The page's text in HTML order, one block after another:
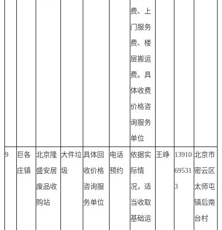
费、上
门服务
费、楼
层搬运
费。具
体收费
价格咨
询服务
单位
9 巨各
庄镇
北京隆
盛安居
废品收
购站
大件垃
圾
具体回
收价格
咨询服
务单位
电话
预约
依据实
际情
况，适
当收取
基础运
王峥 13910
69531
3
北京市
密云区
太师屯
镇后南
台村